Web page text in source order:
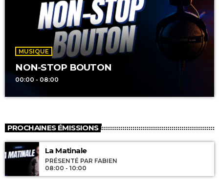
MUSIQUE
NON-STOP BOUTON
00:00 - 08:00
PROCHAINES ÉMISSIONS
La Matinale
PRÉSENTÉ PAR FABIEN
08:00 - 10:00